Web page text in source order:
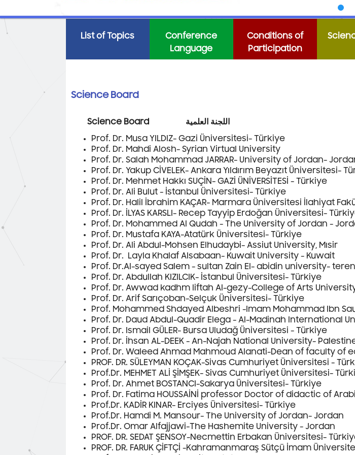
List of Topics
Conference
Language
Conditions of
Participation
Science Board
Prof. Dr. Musa YILDIZ- Gazi Üniversitesi- Türkiye
Prof. Dr. Mahdi Alosh- Syrian Virtual University
Prof. Dr. Salah Mohammad JARRAR- University of Jordan-
Prof. Dr. Yakup CİVELEK- Ankara Yıldırım Beyazıt Üniversitesi-
Prof. Dr. Mehmet Hakkı SUÇİN- GAZİ ÜNİVERSİTESİ - Türkiye
Prof. Dr. Ali Bulut - İstanbul Üniversitesi- Türkiye
Prof. Dr. Halil İbrahim KAÇAR- Marmara Üniversitesi İlahiyat
Prof. Dr. İLYAS KARSLI- Recep Tayyip Erdoğan Üniversitesi-
Prof. Dr. Mohammed Al Qudah - The University of Jordan -
Prof. Dr. Mustafa KAYA-Atatürk Üniversitesi- Türkiye
Prof. Dr. Ali Abdul-Mohsen Elhudaybi- Assiut University, Mısir
Prof. Dr. Layla Khalaf Alsabaan- Kuwait University - Kuwait
Prof. Dr.Al-sayed Salem - sultan Zain El- abidin university-
Prof. Dr. Abdullah KIZILCIK- İstanbul Üniversitesi- Türkiye
Prof. Dr. Awwad kadhm liftah Al-gezy-College of Arts
Prof. Dr. Arif Sarıçoban-Selçuk Üniversitesi- Türkiye
Prof. Mohammed Shdayed Albeshri -Imam Mohammad Ibn
Prof. Dr. Daud Abdul-Quadir Elega - Al-Madinah International
Prof. Dr. Ismail GÜLER- Bursa Uludağ Üniversitesi - Türkiye
Prof. Dr. İhsan AL-DEEK - An-Najah National University-
Prof. Dr. Waleed Ahmad Mahmoud Alanati-Dean of faculty of
PROF. DR. SÜLEYMAN KOÇAK-Sivas Cumhuriyet Üniversitesi -
Prof.Dr. MEHMET ALİ ŞİMŞEK- Sivas Cumhuriyet Üniversitesi-
Prof. Dr. Ahmet BOSTANCI-Sakarya Üniversitesi- Türkiye
Prof. Dr. Fatima HOUSSAİNİ professor Doctor of didactic of
Prof.Dr. KADİR KINAR- Erciyes Üniversitesi- Türkiye
Prof.Dr. Hamdi M. Mansour- The University of Jordan- Jordan
Prof.Dr. Omar Alfajjawi-The Hashemite University - Jordan
PROF. DR. SEDAT ŞENSOY-Necmettin Erbakan Üniversitesi-
PROF. DR. FARUK ÇİFTÇİ -Kahramanmaraş Sütçü İmam